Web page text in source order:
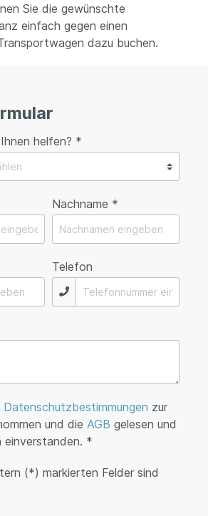
Sie die gewünschte
einfach gegen einen
dazu buchen.
helfen? *
Nachname *
Telefon
Datenschutzbestimmungen zur
und die AGB gelesen und
einverstanden. *
(*) markierten Felder sind